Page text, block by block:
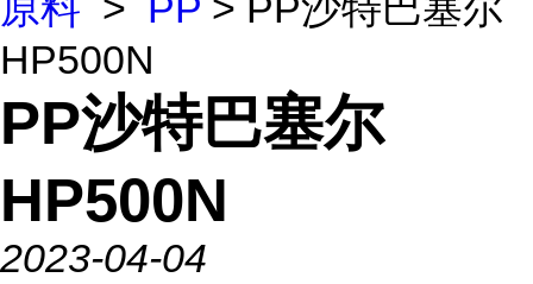
HP500N
PP沙特巴塞尔
HP500N
2023-04-04